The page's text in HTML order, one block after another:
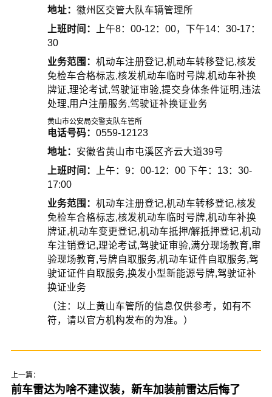
地址： 徽州区交管大队车辆管理所
上班时间：
上午8：00-12：00，下午14：30-17：
30
业务范围： 机动车注册登记,机动车转移登记,核发
免检车合格标志,核发机动车临时号牌,机动车补换
牌证,理论考试,驾驶证审验,提交身体条件证明,违法
处理,用户注册服务,驾驶证补换证业务
黄山市公安局交警支队车管所
电话号码： 0559-12123
地址： 安徽省黄山市屯溪区齐云大道39号
上班时间：
上午：9：00-12：00 下午：13：30-
17:00
业务范围： 机动车注册登记,机动车转移登记,核发
免检车合格标志,核发机动车临时号牌,机动车补换
牌证,机动车变更登记,机动车抵押/解抵押登记,机动
车注销登记,理论考试,驾驶证审验,满分现场教育,审
验现场教育,号牌自取服务,机动车证件自取服务,驾
驶证证件自取服务,换发小型新能源号牌,驾驶证补
换证业务
（注：以上黄山车管所的信息仅供参考，如有不
符，请以官方机构发布的为准。）
上一篇：
前车雷达为啥不建议装，新车加装前雷达后悔了